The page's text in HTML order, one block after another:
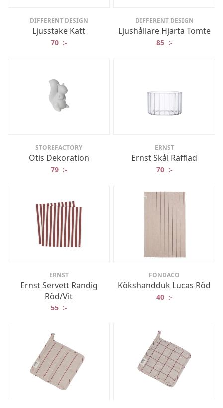
DIFFERENT DESIGN
Ljusstake Katt
70 :-
DIFFERENT DESIGN
Ljushållare Hjärta Tomte
85 :-
STOREFACTORY
Otis Dekoration
79 :-
ERNST
Ernst Skål Räfflad
70 :-
ERNST
Ernst Servett Randig
Röd/Vit
55 :-
FONDACO
Kökshandduk Lucas Röd
40 :-